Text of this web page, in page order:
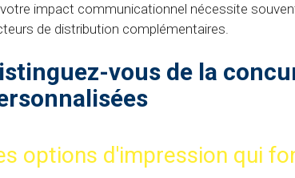
impact communicationnel nécessite
de distribution complémentaires.
vous de la
options d'impression qui